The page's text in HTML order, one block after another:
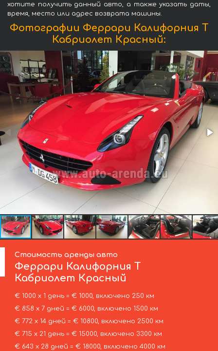
хотите получить данный авто, а также указать даты,
время, место или адрес возврата машины.
Фотографии Феррари Калифорния Т
Кабриолет Красный:
Стоимость аренды авто
Феррари Калифорния Т
Кабриолет Красный
€ 1000 х 1 день = € 1000, включено 250 км
€ 858 х 7 дней = € 6000, включено 1500 км
€ 772 х 14 дней = € 10800, включено 2500 км
€ 715 х 21 день = € 15000, включено 3300 км
€ 643 х 28 дней = € 18000, включено 4000 км